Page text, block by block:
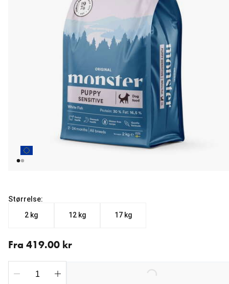
Størrelse:
2 kg
12 kg 17 kg
Fra 419.00 kr
Loading...